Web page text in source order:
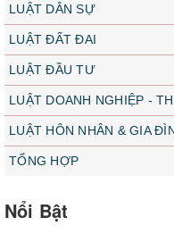
LUẬT DÂN SỰ
LUẬT ĐẤT ĐAI
LUẬT ĐẦU TƯ
LUẬT DOANH NGHIỆP -
LUẬT HÔN NHÂN & GIA
TỔNG HỢP
Nổi Bật